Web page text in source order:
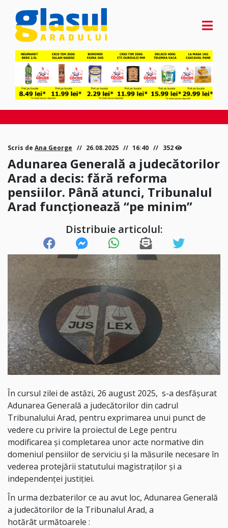
Scris de Ana George 26.08.2025 16:40 352
Adunarea Generală a judecătorilor
Arad a decis: fără reforma
pensiilor. Până atunci, Tribunalul
Arad funcționează “pe minim”
Distribuie articolul:
În cursul zilei de astăzi, 26 august 2025, s-a desfăşurat
Adunarea Generală a judecătorilor din cadrul
Tribunalului Arad, pentru exprimarea unui punct de
vedere cu privire la proiectul de Lege pentru
modificarea şi completarea unor acte normative din
domeniul pensiilor de serviciu şi la măsurile necesare în
vederea protejării statutului magistraţilor şi a
independenţei justiţiei.
În urma dezbaterilor ce au avut loc, Adunarea Generală
a judecătorilor de la Tribunalul Arad, a
hotărât următoarele :